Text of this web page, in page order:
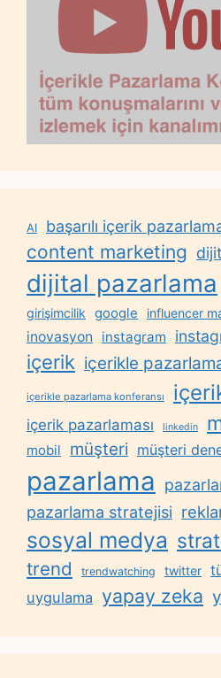
AI başarılı içerik
content marketing
dijital pazarlama
girişimcilik google influencer
inovasyon instagram
içerik içerikle
içerikle pazarlama konferansı
içerik pazarlaması linkedin
mobil müşteri müşteri
pazarlama
pazarlama stratejisi
sosyal medya
trend trendwatching twitter
uygulama yapay zeka